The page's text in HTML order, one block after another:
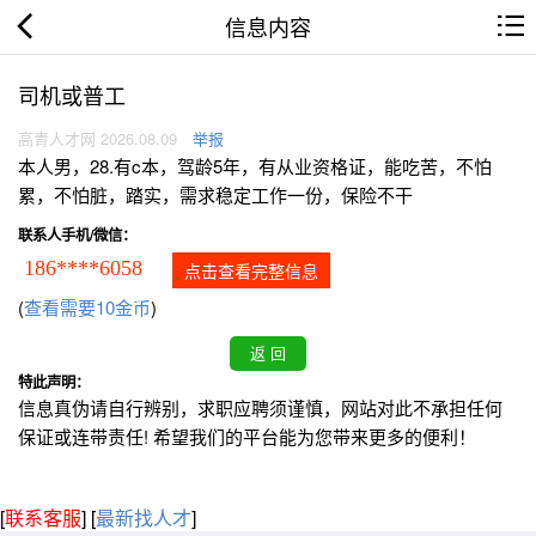
信息内容
司机或普工
高青人才网 2026.08.09 举报
本人男，28.有c本，驾龄5年，有从业资格证，能吃苦，不怕
累，不怕脏，踏实，需求稳定工作一份，保险不干
联系人手机/微信：
186****6058 点击查看完整信息
(查看需要10金币)
特此声明：
信息真伪请自行辨别，求职应聘须谨慎，网站对此不承担任何
保证或连带责任! 希望我们的平台能为您带来更多的便利！
[联系客服] [最新找人才]